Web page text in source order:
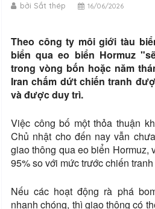
bởi Sắt thép 16/06/2026
Theo công ty môi giới tàu
biển qua eo biển Hormuz
trong vòng bốn hoặc năm
Iran chấm dứt chiến tranh
và được duy trì.
Việc công bố một thỏa thuận
Chủ nhật cho đến nay vẫn
giao thông qua eo biển Hormuz,
95% so với mức trước chiến
Nếu các hoạt động rà phá
nhanh chóng, thì giao thông có